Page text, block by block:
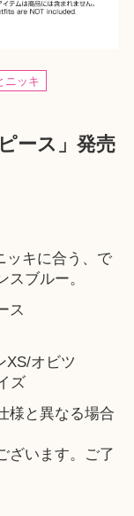
ニッキ
ース」発売
ッキに合う、で
ブルー。
ス
XS/オビツ
ズ
様と異なる場合
ざいます。ご了